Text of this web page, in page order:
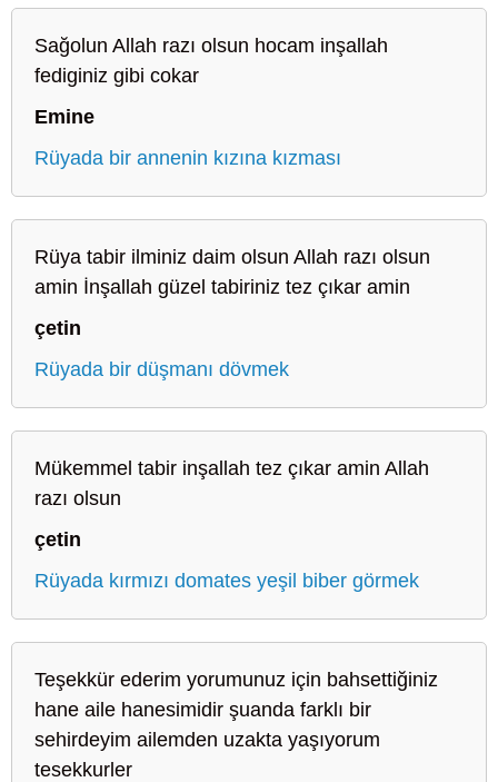
Sağolun Allah razı olsun hocam inşallah
fediginiz gibi cokar
Emine
Rüyada bir annenin kızına kızması
Rüya tabir ilminiz daim olsun Allah razı olsun
amin İnşallah güzel tabiriniz tez çıkar amin
çetin
Rüyada bir düşmanı dövmek
Mükemmel tabir inşallah tez çıkar amin Allah
razı olsun
çetin
Rüyada kırmızı domates yeşil biber görmek
Teşekkür ederim yorumunuz için bahsettiğiniz
hane aile hanesimidir şuanda farklı bir
sehirdeyim ailemden uzakta yaşıyorum
tesekkurler